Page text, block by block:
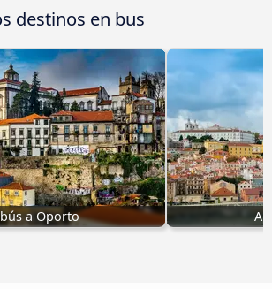
destinos en bus
a Oporto